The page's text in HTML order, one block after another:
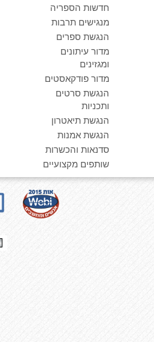
חדשות הספריה
מנגישים תרבות
הנגשת ספרים
מדור עיתונים
ומגזינים
מדור פודקאסטים
הנגשת סרטים
ותכניות
הנגשת תיאטרון
הנגשת אמנות
סדנאות והכשרות
שותפים מקצועיים